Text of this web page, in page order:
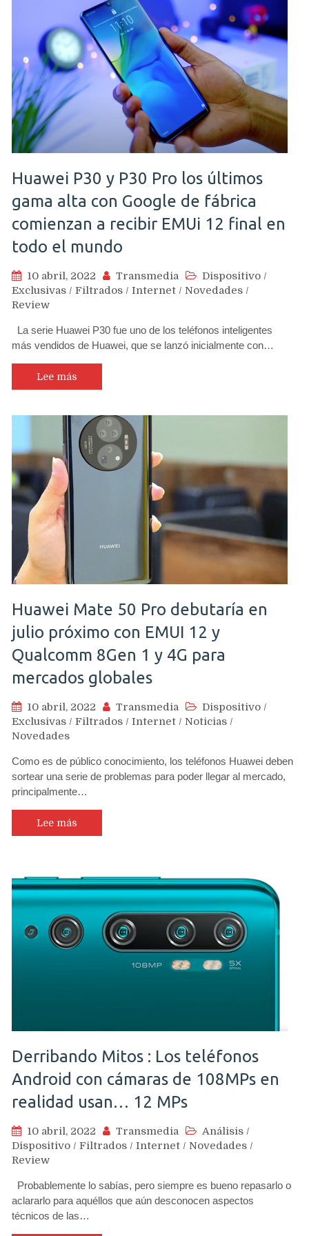
Huawei P30 y P30 Pro los últimos
gama alta con Google de fábrica
comienzan a recibir EMUi 12 final en
todo el mundo
10 abril, 2022 Transmedia Dispositivo /
Exclusivas / Filtrados / Internet / Novedades /
Review
La serie Huawei P30 fue uno de los teléfonos inteligentes
más vendidos de Huawei, que se lanzó inicialmente con…
Lee más
Huawei Mate 50 Pro debutaría en
julio próximo con EMUI 12 y
Qualcomm 8Gen 1 y 4G para
mercados globales
10 abril, 2022 Transmedia Dispositivo /
Exclusivas / Filtrados / Internet / Noticias /
Novedades
Como es de público conocimiento, los teléfonos Huawei deben
sortear una serie de problemas para poder llegar al mercado,
principalmente…
Lee más
Derribando Mitos : Los teléfonos
Android con cámaras de 108MPs en
realidad usan… 12 MPs
10 abril, 2022 Transmedia Análisis /
Dispositivo / Filtrados / Internet / Novedades /
Review
Probablemente lo sabías, pero siempre es bueno repasarlo o
aclararlo para aquéllos que aún desconocen aspectos
técnicos de las…